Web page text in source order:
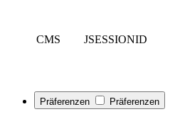
CMS JSESSIONID
Präferenzen Präferenzen